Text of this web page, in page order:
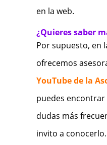
en la web.
¿Quieres saber
Por supuesto, en
ofrecemos
YouTube de la
puedes encontrar
dudas más
invito a